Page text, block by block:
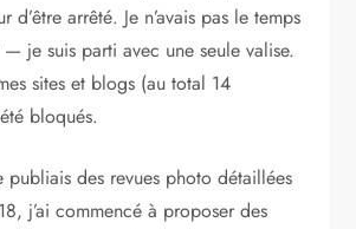
d’être arrêté. Je n’avais pas le temps
je suis parti avec une seule valise.
sites et blogs (au total 14
bloqués.
des revues photo détaillées
j’ai commencé à proposer des